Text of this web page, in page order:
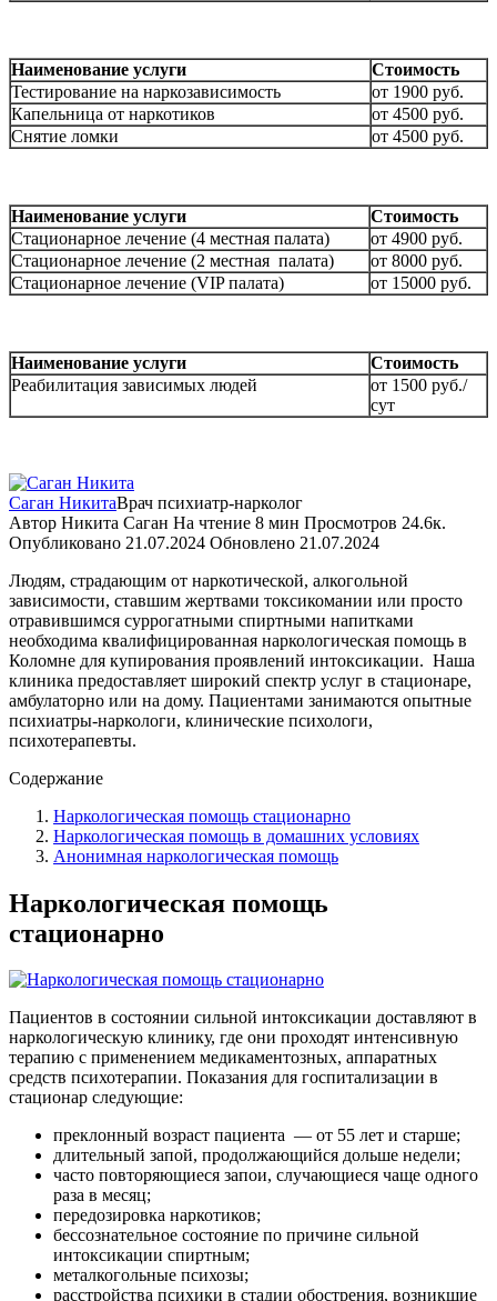
Наименование услуги
Стоимость
Тестирование на наркозависимость
от 1900 руб.
Капельница от наркотиков
от 4500 руб.
Снятие ломки
от 4500 руб.
Наименование услуги
Стоимость
Стационарное лечение (4 местная палата)
от 4900 руб.
Стационарное лечение (2 местная палата)
от 8000 руб.
Стационарное лечение (VIP палата)
от 15000 руб.
Наименование услуги
Стоимость
Реабилитация зависимых людей
от 1500 руб./
сут
Саган НикитаВрач психиатр-нарколог
Автор Никита Саган На чтение 8 мин Просмотров 24.6к.
Опубликовано 21.07.2024 Обновлено 21.07.2024
Людям, страдающим от наркотической, алкогольной
зависимости, ставшим жертвами токсикомании или просто
отравившимся суррогатными спиртными напитками
необходима квалифицированная наркологическая помощь в
Коломне для купирования проявлений интоксикации. Наша
клиника предоставляет широкий спектр услуг в стационаре,
амбулаторно или на дому. Пациентами занимаются опытные
психиатры-наркологи, клинические психологи,
психотерапевты.
Содержание
Наркологическая помощь стационарно
Наркологическая помощь в домашних условиях
Анонимная наркологическая помощь
Наркологическая помощь
стационарно
Пациентов в состоянии сильной интоксикации доставляют в
наркологическую клинику, где они проходят интенсивную
терапию с применением медикаментозных, аппаратных
средств психотерапии. Показания для госпитализации в
стационар следующие:
преклонный возраст пациента — от 55 лет и старше;
длительный запой, продолжающийся дольше недели;
часто повторяющиеся запои, случающиеся чаще одного
раза в месяц;
передозировка наркотиков;
бессознательное состояние по причине сильной
интоксикации спиртным;
металкогольные психозы;
расстройства психики в стадии обострения, возникшие